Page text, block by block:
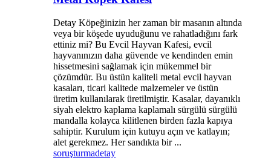
Detay Köpeğinizin her zaman bir masanın altında
veya bir köşede uyuduğunu ve rahatladığını fark
ettiniz mi? Bu Evcil Hayvan Kafesi, evcil
hayvanınızın daha güvende ve kendinden emin
hissetmesini sağlamak için mükemmel bir
çözümdür. Bu üstün kaliteli metal evcil hayvan
kasaları, ticari kalitede malzemeler ve üstün
üretim kullanılarak üretilmiştir. Kasalar, dayanıklı
siyah elektro kaplama kaplamalı sürgülü sürgülü
mandalla kolayca kilitlenen birden fazla kapıya
sahiptir. Kurulum için kutuyu açın ve katlayın;
alet gerekmez. Her sandıkta bir ...
soruşturmadetay